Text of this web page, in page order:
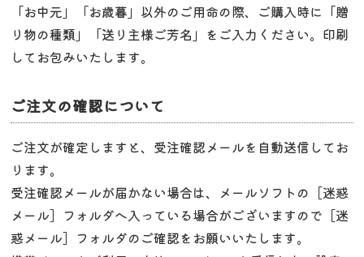
「お中元」「お歳暮」以外のご用命の際、ご購入時に「贈
り物の種類」「送り主様ご芳名」をご入力ください。印刷
してお包みいたします。
ご注文の確認について
ご注文が確定しますと、受注確認メールを自動送信してお
ります。
受注確認メールが届かない場合は、メールソフトの［迷惑
メール］フォルダへ入っている場合がございますので［迷
惑メール］フォルダのご確認をお願いいたします。